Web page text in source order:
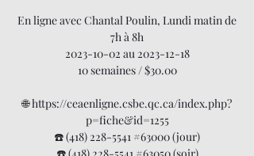
En ligne avec Chantal Poulin, Lundi matin de
7h à 8h
2023-10-02 au 2023-12-18
10 semaines / $30.00
🌐 https://ceaenligne.csbe.qc.ca/index.php?
p=fiche&id=1255
☎️ (418) 228-5541 #63000 (jour)